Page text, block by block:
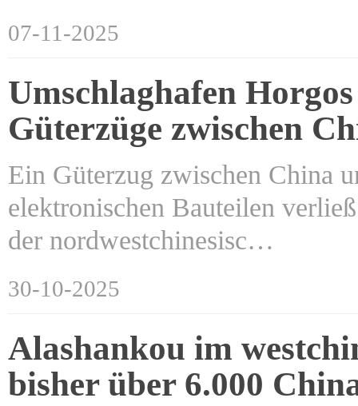
07-11-2025
Umschlaghafen
Güterzüge zwischen
Ein Güterzug zwischen China
elektronischen Bauteilen
der nordwestchinesisc…
30-10-2025
Alashankou im
bisher über 6.000